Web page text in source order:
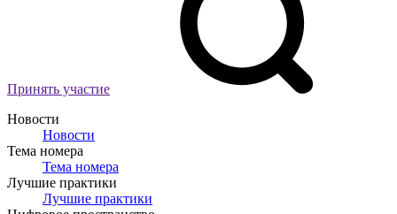
Принять участие
Новости
Новости
Тема номера
Тема номера
Лучшие практики
Лучшие практики